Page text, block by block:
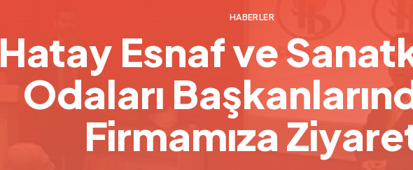
HABERLER
Hatay Esnaf ve
Odaları
Firmamıza